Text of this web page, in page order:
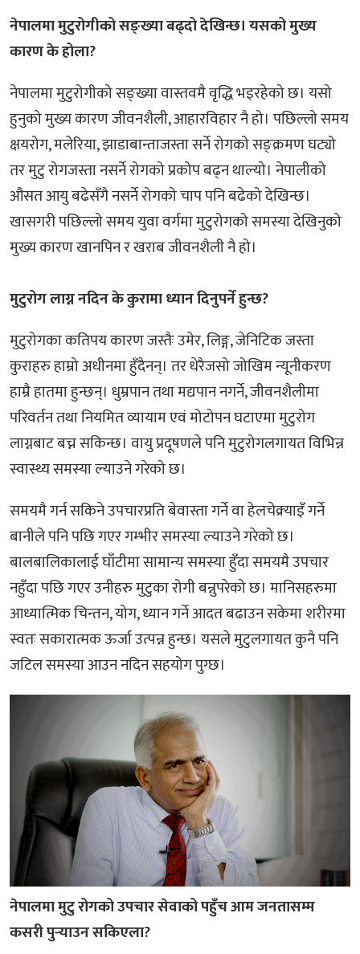
नेपालमा मुटुरोगीको सङ्ख्या बढ्दो देखिन्छ। यसको मुख्य
कारण के होला?
नेपालमा मुटुरोगीको सङ्ख्या वास्तवमै वृद्धि भइरहेको छ। यसो
हुनुको मुख्य कारण जीवनशैली, आहारविहार नै हो। पछिल्लो समय
क्षयरोग, मलेरिया, झाडाबान्ताजस्ता सर्ने रोगको सङ्क्रमण घट्यो
तर मुटु रोगजस्ता नसर्ने रोगको प्रकोप बढ्न थाल्यो। नेपालीको
औसत आयु बढेसँगै नसर्ने रोगको चाप पनि बढेको देखिन्छ।
खासगरी पछिल्लो समय युवा वर्गमा मुटुरोगको समस्या देखिनुको
मुख्य कारण खानपिन र खराब जीवनशैली नै हो।
मुटुरोग लाग्न नदिन के कुरामा ध्यान दिनुपर्ने हुन्छ?
मुटुरोगका कतिपय कारण जस्तैः उमेर, लिङ्ग, जेनिटिक जस्ता
कुराहरु हाम्रो अधीनमा हुँदैनन्। तर धेरैजसो जोखिम न्यूनीकरण
हाम्रै हातमा हुन्छन्। धुम्रपान तथा मद्यपान नगर्ने, जीवनशैलीमा
परिवर्तन तथा नियमित व्यायाम एवं मोटोपन घटाएमा मुटुरोग
लाग्नबाट बच्न सकिन्छ। वायु प्रदूषणले पनि मुटुरोगलगायत विभिन्न
स्वास्थ्य समस्या ल्याउने गरेको छ।
समयमै गर्न सकिने उपचारप्रति बेवास्ता गर्ने वा हेलचेक्र्याइँ गर्ने
बानीले पनि पछि गएर गम्भीर समस्या ल्याउने गरेको छ।
बालबालिकालाई घाँटीमा सामान्य समस्या हुँदा समयमै उपचार
नहुँदा पछि गएर उनीहरु मुटुका रोगी बन्नुपरेको छ। मानिसहरुमा
आध्यात्मिक चिन्तन, योग, ध्यान गर्ने आदत बढाउन सकेमा शरीरमा
स्वतः सकारात्मक ऊर्जा उत्पन्न हुन्छ। यसले मुटुलगायत कुनै पनि
जटिल समस्या आउन नदिन सहयोग पुग्छ।
नेपालमा मुटु रोगको उपचार सेवाको पहुँच आम जनतासम्म
कसरी पुर्‍याउन सकिएला?